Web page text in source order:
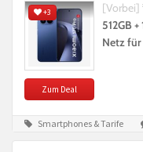
+3
Zum Deal
[Vorbei]
512GB
Netz
Smartphones & Tarife